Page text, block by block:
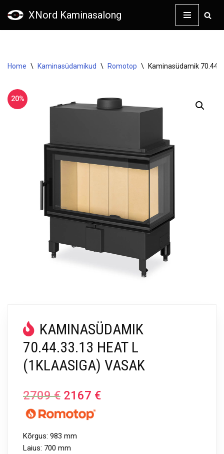
XNord Kaminasalong
Home \ Kaminasüdamikud \ Romotop \ Kaminasüdamik
20%
KAMINASÜDAMIK
70.44.33.13 HEAT L
(1KLAASIGA) VASAK
2709€ 2167 €
Kõrgus: 983 mm
Laius: 700 mm